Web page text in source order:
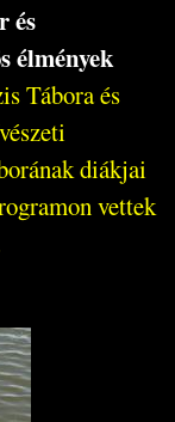
és
élmények
Tábora és
diákjai
vettek